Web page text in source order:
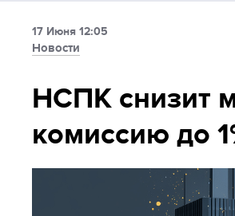
Спорт
17 Июня 12:05
Новости
НСПК снизит
комиссию до